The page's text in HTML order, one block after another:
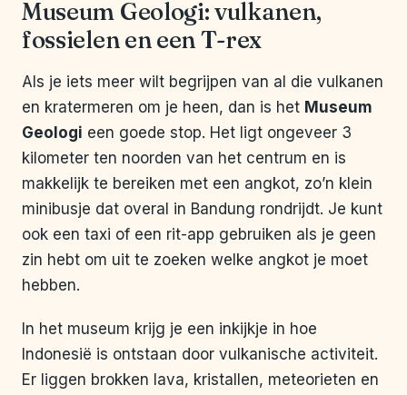
Museum Geologi: vulkanen,
fossielen en een T-rex
Als je iets meer wilt begrijpen van al die vulkanen
en kratermeren om je heen, dan is het Museum
Geologi een goede stop. Het ligt ongeveer 3
kilometer ten noorden van het centrum en is
makkelijk te bereiken met een angkot, zo’n klein
minibusje dat overal in Bandung rondrijdt. Je kunt
ook een taxi of een rit-app gebruiken als je geen
zin hebt om uit te zoeken welke angkot je moet
hebben.
In het museum krijg je een inkijkje in hoe
Indonesië is ontstaan door vulkanische activiteit.
Er liggen brokken lava, kristallen, meteorieten en